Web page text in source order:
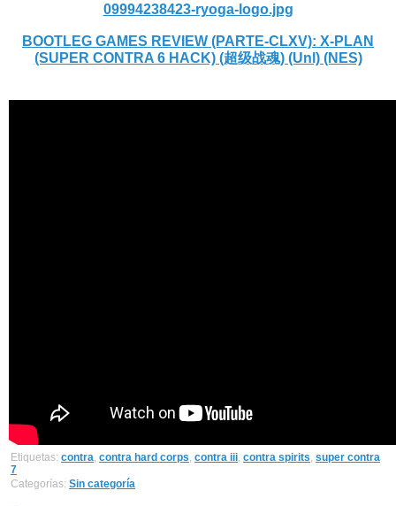
09994238423-ryoga-logo.jpg
BOOTLEG GAMES REVIEW (PARTE-CLXV): X-PLAN
(SUPER CONTRA 6 HACK) (超级战魂) (Unl) (NES)
Etiquetas: contra contra hard corps contra iii contra spirits super contra
7
Categorías: Sin categoría